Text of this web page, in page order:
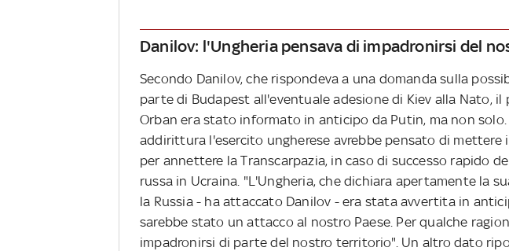
Danilov: l'Ungheria pensava di impadronirsi del
Secondo Danilov, che rispondeva a una domanda sulla
parte di Budapest all'eventuale adesione di Kiev alla Nato, il
Orban era stato informato in anticipo da Putin, ma non solo.
addirittura l'esercito ungherese avrebbe pensato di mettere
per annettere la Transcarpazia, in caso di successo rapido
russa in Ucraina. "L'Ungheria, che dichiara apertamente la
la Russia - ha attaccato Danilov - era stata avvertita in
sarebbe stato un attacco al nostro Paese. Per qualche
impadronirsi di parte del nostro territorio". Un altro dato